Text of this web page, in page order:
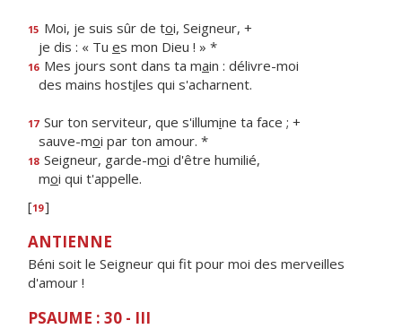
15 Moi, je suis sûr de toi, Seigneur, +
je dis : « Tu es mon Dieu ! » *
16 Mes jours sont dans ta main : délivre-moi
des mains hostiles qui s'acharnent.
17 Sur ton serviteur, que s'illumine ta face ; +
sauve-moi par ton amour. *
18 Seigneur, garde-moi d'être humilié,
moi qui t'appelle.
[19]
ANTIENNE
Béni soit le Seigneur qui fit pour moi des merveilles
d'amour !
PSAUME : 30 - III